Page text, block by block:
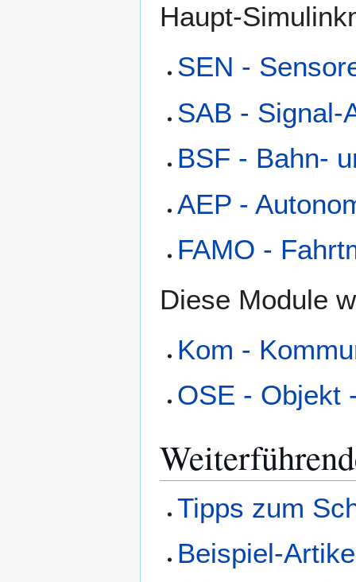
Haupt-
SEN -
SAB - Signal-
BSF - Bahn-
AEP -
FAMO -
Diese Module
Kom -
OSE - Objekt
Tipps zum
Beispiel-